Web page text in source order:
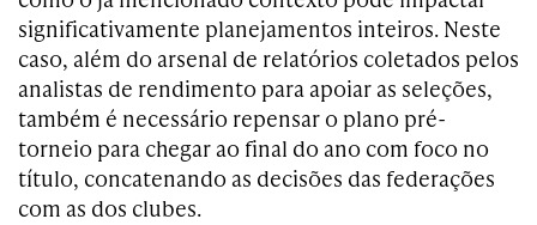
significativamente planejamentos inteiros. Neste
caso, além do arsenal de relatórios coletados pelos
analistas de rendimento para apoiar as seleções,
também é necessário repensar o plano pré-
torneio para chegar ao final do ano com foco no
título, concatenando as decisões das federações
com as dos clubes.